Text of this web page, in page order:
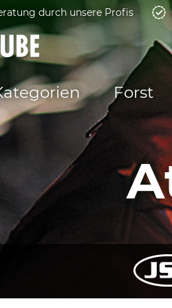
durch unsere Profis
Forst